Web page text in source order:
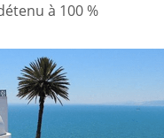
à 100 %